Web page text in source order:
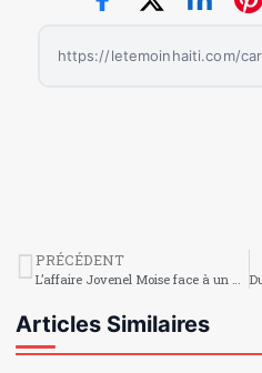
PRÉCÉDENT
Articles Similaires